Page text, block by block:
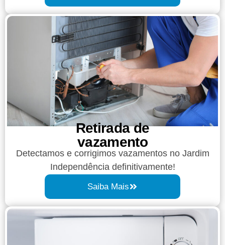
Retirada de
vazamento​​
Detectamos e corrigimos vazamentos no Jardim
Independência definitivamente!
Saiba Mais